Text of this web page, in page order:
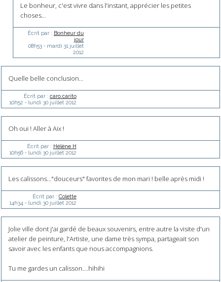
Le bonheur, c'est vivre dans l'instant, apprécier les petites
choses...
Écrit par : Bonheur du
jour
08h53- mardi 31 juillet
2012
Quelle belle conclusion...
Écrit par : caro.carito
10h52 - lundi 30 juillet 2012
Oh oui ! Aller à Aix !
Écrit par : Hélène H
10h56- lundi 30 juillet 2012
Les calissons..."douceurs" favorites de mon mari ! belle après midi !
Écrit par : Colette
14h34 - lundi 30 juillet 2012
Jolie ville dont j'ai gardé de beaux souvenirs, entre autre la visite d'un
atelier de peinture, l'Artiste, une dame très sympa, partageait son
savoir avec les enfants que nous accompagnions.
Tu me gardes un calisson....hihihi